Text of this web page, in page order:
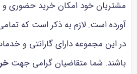
مشتریان خود امکان خرید حضوری و
آورده است. لازم به ذکر است که
در این مجموعه دارای گارانتی و
باشند. شما متقاضیان گرامی جهت